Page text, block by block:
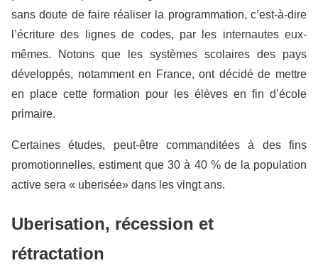
sans doute de faire réaliser la programmation, c’est-à-dire
l’écriture des lignes de codes, par les internautes eux-
mêmes. Notons que les systèmes scolaires des pays
développés, notamment en France, ont décidé de mettre
en place cette formation pour les élèves en fin d’école
primaire.
Certaines études, peut-être commanditées à des fins
promotionnelles, estiment que 30 à 40 % de la population
active sera « uberisée» dans les vingt ans.
Uberisation, récession et
rétractation